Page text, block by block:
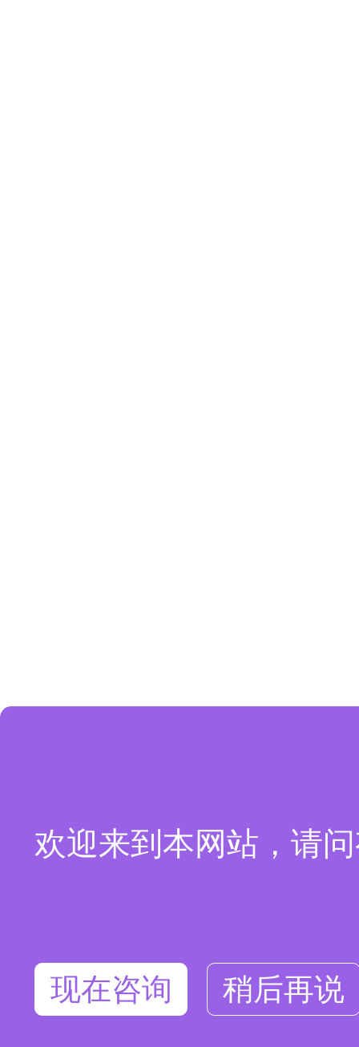
欢迎来到本网站，请
现在咨询 稍后再说